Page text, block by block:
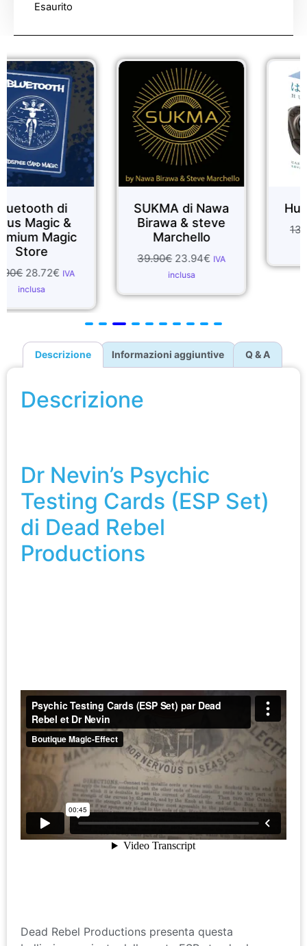
Esaurito
SUKMA di Nawa
Birawa & steve
IVA
Huzzle cast Dial
13.90
IVA
Descrizione Informazioni aggiuntive Q & A
Descrizione
Dr Nevin’s Psychic
Testing Cards (ESP Set)
di Dead Rebel
Productions
bellissima variante delle carte ESP standard.